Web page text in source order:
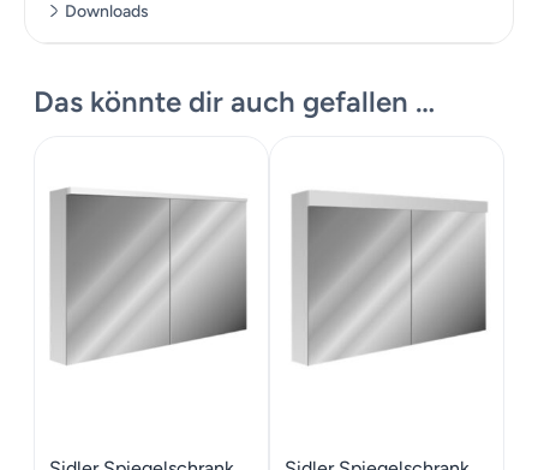
Downloads
Montageanleitung Wandeinbau
Das könnte dir auch gefallen …